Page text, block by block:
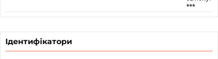
***
Ідентифікатори